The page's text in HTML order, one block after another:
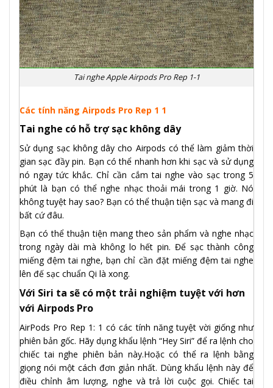
Tai nghe Apple Airpods Pro Rep 1-1
Các tính năng Airpods Pro Rep 1 1
Tai nghe có hỗ trợ sạc không dây
Sử dụng sạc không dây cho Airpods có thể làm giảm thời
gian sạc đầy pin. Bạn có thể nhanh hơn khi sạc và sử dụng
nó ngay tức khắc. Chỉ cần cắm tai nghe vào sạc trong 5
phút là bạn có thể nghe nhạc thoải mái trong 1 giờ. Nó
không tuyệt hay sao? Bạn có thể thuận tiện sạc và mang đi
bất cứ đâu.
Bạn có thể thuận tiện mang theo sản phẩm và nghe nhạc
trong ngày dài mà không lo hết pin. Để sạc thành công
miếng đệm tai nghe, bạn chỉ cần đặt miếng đệm tai nghe
lên đế sạc chuẩn Qi là xong.
Với Siri ta sẽ có một trải nghiệm tuyệt với hơn
với Airpods Pro
AirPods Pro Rep 1: 1 có các tính năng tuyệt vời giống như
phiên bản gốc. Hãy dụng khẩu lệnh “Hey Siri” để ra lệnh cho
chiếc tai nghe phiên bản này.Hoặc có thể ra lệnh bằng
giọng nói một cách đơn giản nhất. Dùng khẩu lệnh này để
điều chỉnh âm lượng, nghe và trả lời cuộc gọi. Chiếc tai